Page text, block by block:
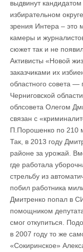
выдвинут
избирательном
зрения Интера – это
камеры и
сюжет так и не
Активисты «Новой
заказчиками их
областного совета —
Черниговской
облсовета Олегом
связан с
П.Порошенко по 210
Так, в 2013 году
районе за урожай.
где работала
стрельбу из
побил работника
Дмитренко попал в
помощником
смог откупиться.
в 2007 году то же
«Сокиринское»